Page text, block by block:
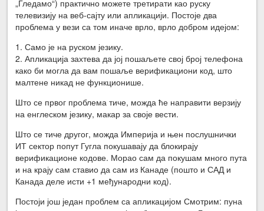
„Гледамо“) практично можете третирати као руску
телевизију на веб-сајту или апликацији. Постоје два
проблема у вези са том иначе врло, врло добром идејом:
1. Само је на руском језику.
2. Апликација захтева да јој пошаљете свој број телефона
како би могла да вам пошаље верификациони код, што
малтене никад не функционише.
Што се првог проблема тиче, можда ће направити верзију
на енглеском језику, макар за своје вести.
Што се тиче другог, можда Империја и њен послушнички
ИТ сектор попут Гугла покушавају да блокирају
верификационе кодове. Морао сам да покушам много пута
и на крају сам ставио да сам из Канаде (пошто и САД и
Канада деле исти +1 међународни код).
Постоји још један проблем са апликацијом Смотрим: пуна